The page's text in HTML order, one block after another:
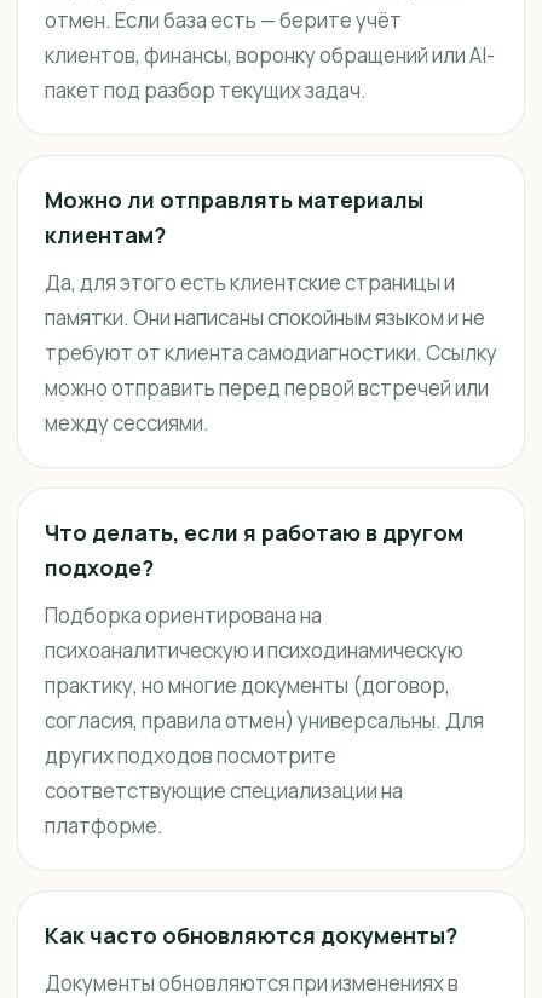
отмен. Если база есть — берите учёт
клиентов, финансы, воронку обращений или AI-
пакет под разбор текущих задач.
Можно ли отправлять материалы
клиентам?
Да, для этого есть клиентские страницы и
памятки. Они написаны спокойным языком и не
требуют от клиента самодиагностики. Ссылку
можно отправить перед первой встречей или
между сессиями.
Что делать, если я работаю в другом
подходе?
Подборка ориентирована на
психоаналитическую и психодинамическую
практику, но многие документы (договор,
согласия, правила отмен) универсальны. Для
других подходов посмотрите
соответствующие специализации на
платформе.
Как часто обновляются документы?
Документы обновляются при изменениях в